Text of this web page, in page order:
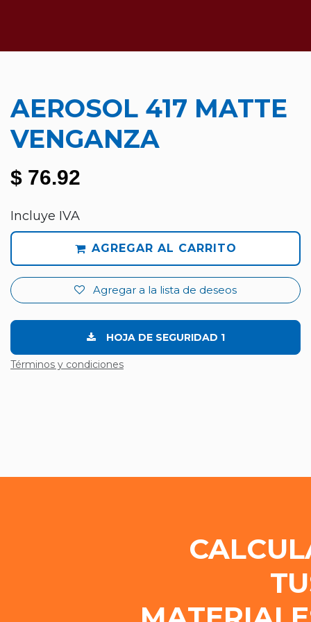
AEROSOL 417 MATTE
VENGANZA
$ 76.92
Incluye IVA
AGREGAR AL CARRITO
Agregar a la lista de deseos
HOJA DE SEGURIDAD 1
Términos y condiciones